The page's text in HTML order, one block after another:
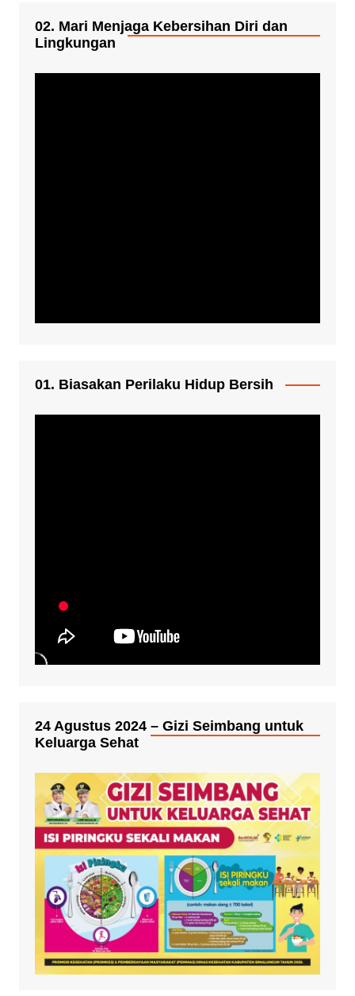
02. Mari Menjaga Kebersihan Diri dan
Lingkungan
01. Biasakan Perilaku Hidup Bersih
24 Agustus 2024 – Gizi Seimbang untuk
Keluarga Sehat